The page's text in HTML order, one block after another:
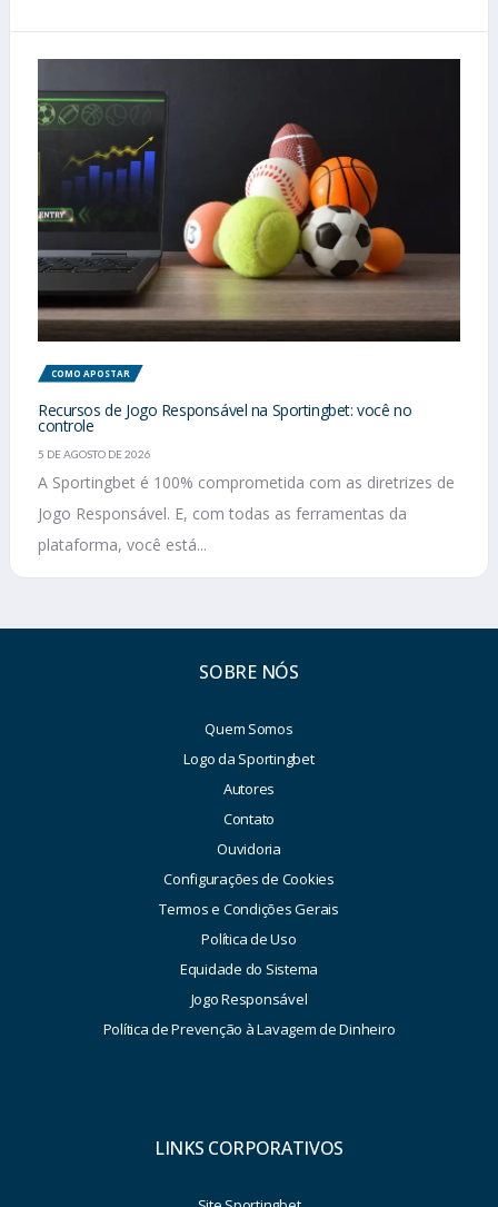
COMO APOSTAR
Recursos de Jogo Responsável na Sportingbet: você no
controle
5 DE AGOSTO DE 2026
A Sportingbet é 100% comprometida com as diretrizes de
Jogo Responsável. E, com todas as ferramentas da
plataforma, você está...
SOBRE NÓS
Quem Somos
Logo da Sportingbet
Autores
Contato
Ouvidoria
Configurações de Cookies
Termos e Condições Gerais
Política de Uso
Equidade do Sistema
Jogo Responsável
Política de Prevenção à Lavagem de Dinheiro
LINKS CORPORATIVOS